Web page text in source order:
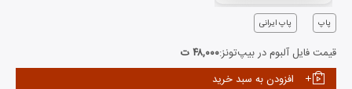
پاپ پاپ ایرانی
قیمت فایل آلبوم در بیپ‌تونز:۴۸,۰۰۰ ت
افزودن به سبد خرید